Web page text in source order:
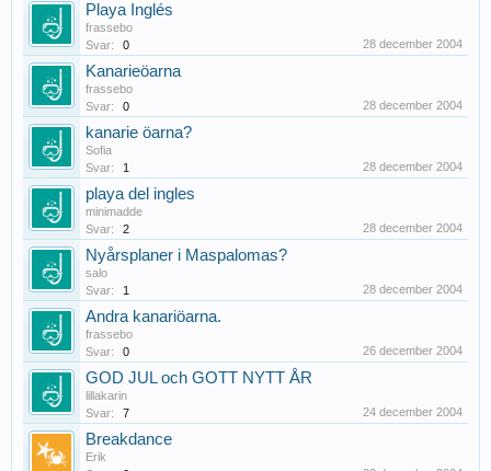
Playa Inglés
frassebo
Svar:
0 28 december 2004
Kanarieöarna
frassebo
Svar:
0 28 december 2004
kanarie öarna?
Sofia
Svar:
1 28 december 2004
playa del ingles
minimadde
Svar:
2 28 december 2004
Nyårsplaner i Maspalomas?
salo
Svar:
1 28 december 2004
Andra kanariöarna.
frassebo
Svar:
0 26 december 2004
GOD JUL och GOTT NYTT ÅR
lillakarin
Svar:
7 24 december 2004
Breakdance
Erik